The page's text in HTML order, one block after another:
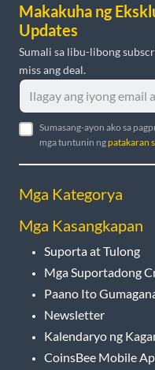
Makakuha ng
Updates
Sumali sa libu-libong
miss ang deal.
Sumasang-ayon ako sa
mga tuntunin ngpatakaran
Mga Kategorya
Mga Kasangkapan
Suporta at Tulong
Mga Suportadong
Paano Ito
Newsletter
Kalendaryo ng
CoinsBee Mobile